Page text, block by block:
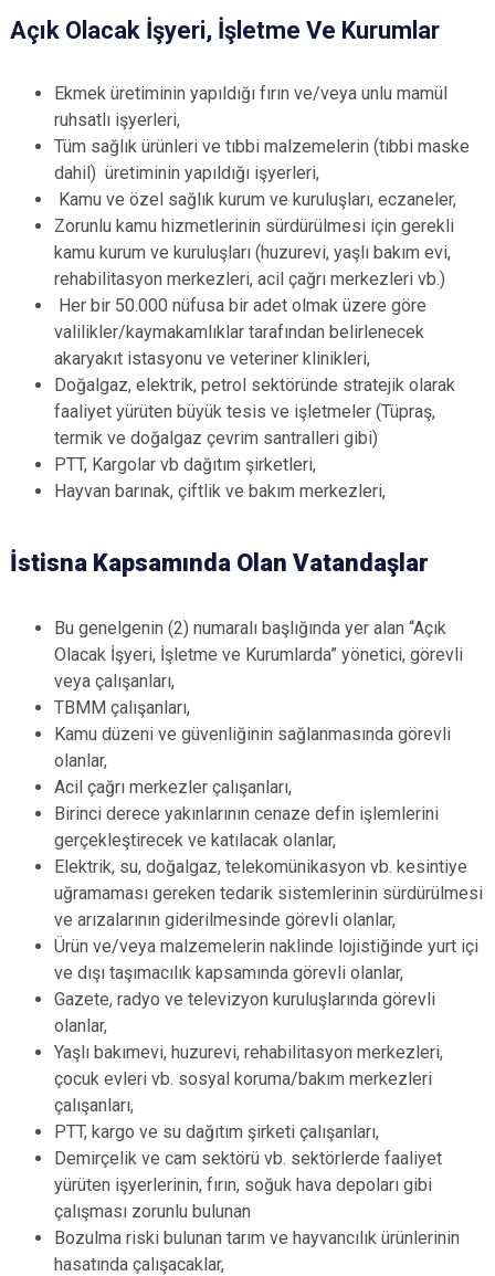
Açık Olacak İşyeri, İşletme Ve Kurumlar
Ekmek üretiminin yapıldığı fırın ve/veya unlu mamül
ruhsatlı işyerleri,
Tüm sağlık ürünleri ve tıbbi malzemelerin (tıbbi maske
dahil) üretiminin yapıldığı işyerleri,
Kamu ve özel sağlık kurum ve kuruluşları, eczaneler,
Zorunlu kamu hizmetlerinin sürdürülmesi için gerekli
kamu kurum ve kuruluşları (huzurevi, yaşlı bakım evi,
rehabilitasyon merkezleri, acil çağrı merkezleri vb.)
Her bir 50.000 nüfusa bir adet olmak üzere göre
valilikler/kaymakamlıklar tarafından belirlenecek
akaryakıt istasyonu ve veteriner klinikleri,
Doğalgaz, elektrik, petrol sektöründe stratejik olarak
faaliyet yürüten büyük tesis ve işletmeler (Tüpraş,
termik ve doğalgaz çevrim santralleri gibi)
PTT, Kargolar vb dağıtım şirketleri,
Hayvan barınak, çiftlik ve bakım merkezleri,
İstisna Kapsamında Olan Vatandaşlar
Bu genelgenin (2) numaralı başlığında yer alan “Açık
Olacak İşyeri, İşletme ve Kurumlarda” yönetici, görevli
veya çalışanları,
TBMM çalışanları,
Kamu düzeni ve güvenliğinin sağlanmasında görevli
olanlar,
Acil çağrı merkezler çalışanları,
Birinci derece yakınlarının cenaze defin işlemlerini
gerçekleştirecek ve katılacak olanlar,
Elektrik, su, doğalgaz, telekomünikasyon vb. kesintiye
uğramaması gereken tedarik sistemlerinin sürdürülmesi
ve arızalarının giderilmesinde görevli olanlar,
Ürün ve/veya malzemelerin naklinde lojistiğinde yurt içi
ve dışı taşımacılık kapsamında görevli olanlar,
Gazete, radyo ve televizyon kuruluşlarında görevli
olanlar,
Yaşlı bakımevi, huzurevi, rehabilitasyon merkezleri,
çocuk evleri vb. sosyal koruma/bakım merkezleri
çalışanları,
PTT, kargo ve su dağıtım şirketi çalışanları,
Demirçelik ve cam sektörü vb. sektörlerde faaliyet
yürüten işyerlerinin, fırın, soğuk hava depoları gibi
çalışması zorunlu bulunan
Bozulma riski bulunan tarım ve hayvancılık ürünlerinin
hasatında çalışacaklar,